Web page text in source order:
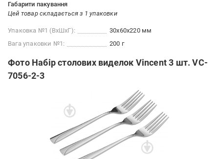
Габарити пакування
Цей товар складається з 1 упаковки
Упаковка №1 (ВхШхГ):
30x60x220 мм
Вага упаковки №1:
200 г
Фото Набір столових виделок Vincent 3 шт. VC-
7056-2-3